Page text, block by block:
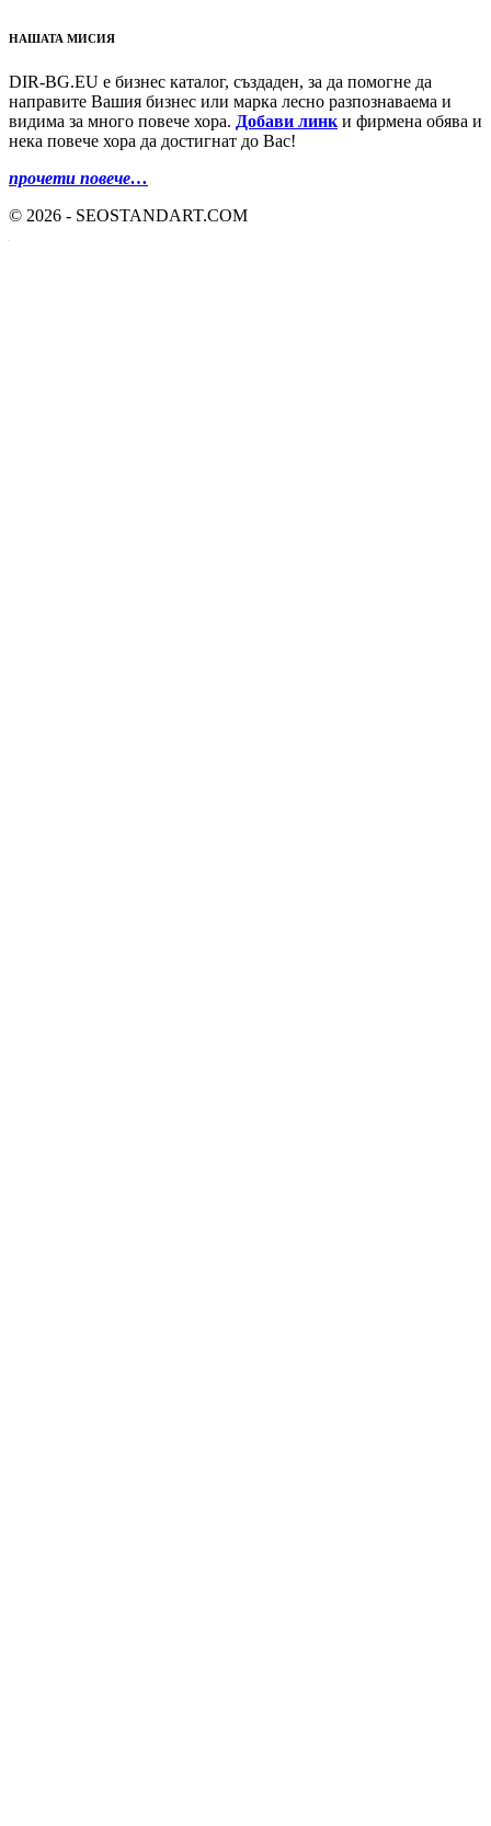
НАШАТА МИСИЯ
DIR-BG.EU е бизнес каталог, създаден, за да помогне да
направите Вашия бизнес или марка лесно разпознаваема и
видима за много повече хора. Добави линк и фирмена обява и
нека повече хора да достигнат до Вас!
прочети повече…
© 2026 - SEOSTANDART.COM